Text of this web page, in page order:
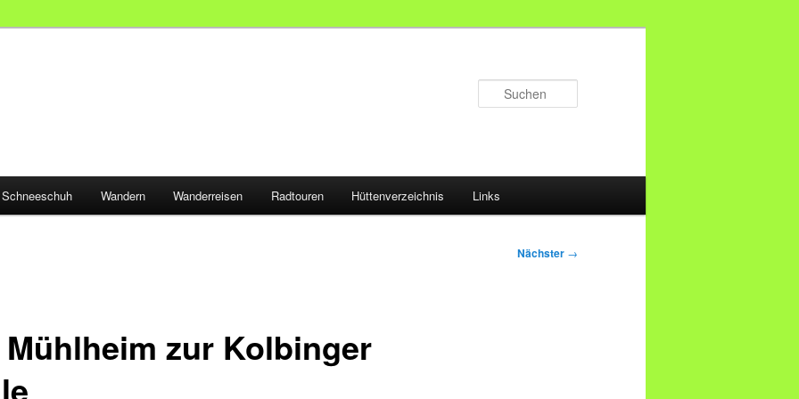
Schneeschuh Wandern Wanderreisen Radtouren Hüttenverzeichnis Links
Nächster →
Mühlheim zur Kolbinger